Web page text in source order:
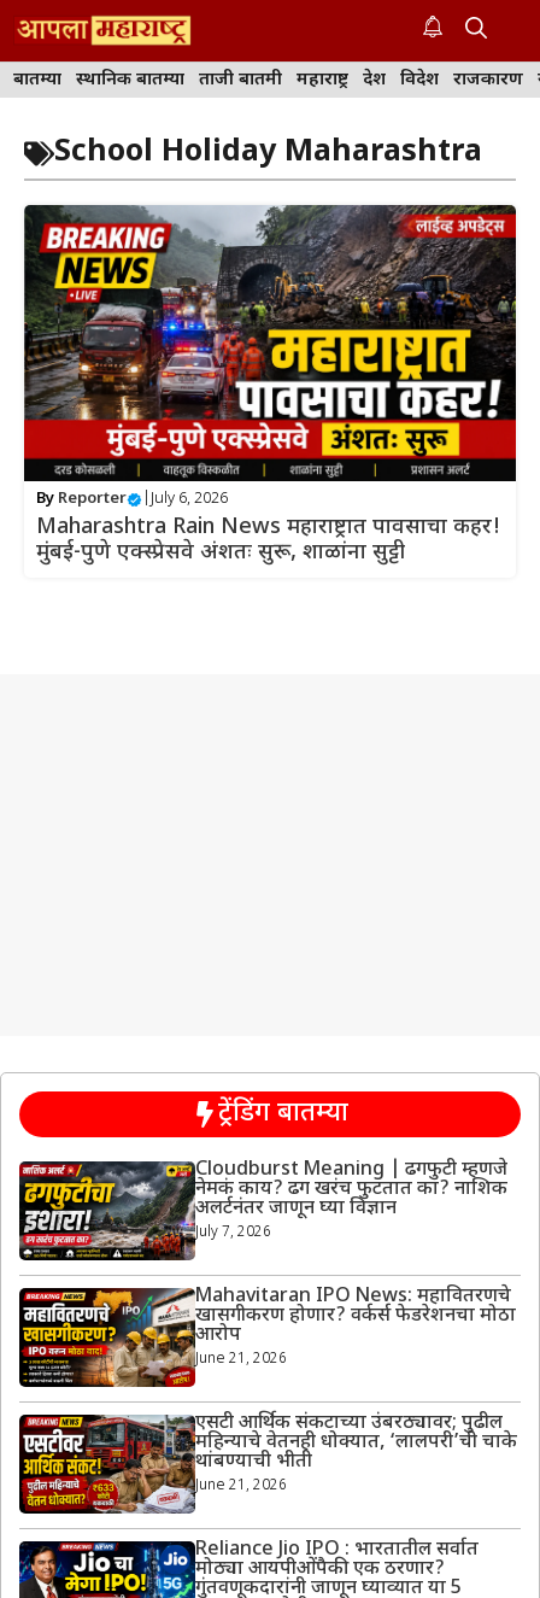
content
बातम्या स्थानिक बातम्या ताजी बातमी महाराष्ट्र देश विदेश राजकारण
School Holiday Maharashtra
By Reporter July 6, 2026
Maharashtra Rain News महाराष्ट्रात पावसाचा कहर!
मुंबई-पुणे एक्स्प्रेसवे अंशतः सुरू, शाळांना सुट्टी
ट्रेंडिंग बातम्या
Cloudburst Meaning | ढगफुटी म्हणजे
नेमकं काय? ढग खरंच फुटतात का? नाशिक
अलर्टनंतर जाणून घ्या विज्ञान
July 7, 2026
Mahavitaran IPO News: महावितरणचे
खासगीकरण होणार? वर्कर्स फेडरेशनचा मोठा
आरोप
June 21, 2026
एसटी आर्थिक संकटाच्या उंबरठ्यावर; पुढील
महिन्याचे वेतनही धोक्यात, ‘लालपरी’ची चाके
थांबण्याची भीती
June 21, 2026
Reliance Jio IPO : भारतातील सर्वात
मोठ्या आयपीओंपैकी एक ठरणार?
गुंतवणूकदारांनी जाणून घ्याव्यात या 5